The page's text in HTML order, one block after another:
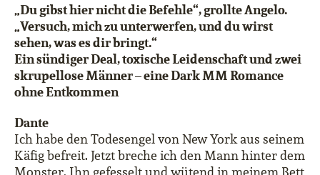
„Du gibst hier nicht die Befehle“, grollte Angelo.
„Versuch, mich zu unterwerfen, und du wirst
sehen, was es dir bringt.“
Ein sündiger Deal, toxische Leidenschaft und zwei
skrupellose Männer – eine Dark MM Romance
ohne Entkommen
Dante
Ich habe den Todesengel von New York aus seinem
Käfig befreit. Jetzt breche ich den Mann hinter dem